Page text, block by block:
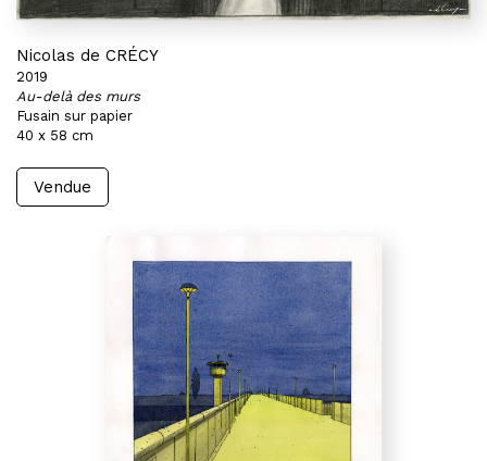
Nicolas de CRÉCY
2019
Au-delà des murs
Fusain sur papier
40 x 58 cm
Vendue